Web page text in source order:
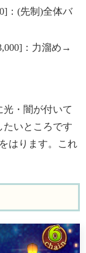
：(先制)全体バ
：力溜め→
・闇が付いて
たいところです
はります。これ